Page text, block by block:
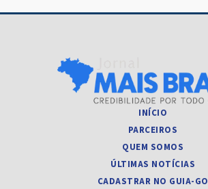
INÍCIO
PARCEIROS
QUEM SOMOS
ÚLTIMAS NOTÍCIAS
CADASTRAR NO GUIA-GO